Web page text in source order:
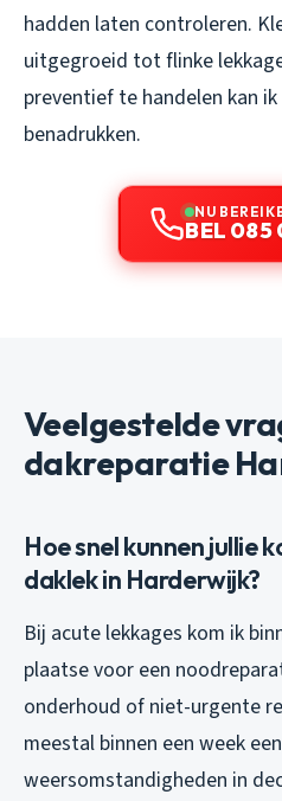
hadden laten controleren.
uitgegroeid tot flinke
preventief te handelen kan
benadrukken.
NU
BEL 085
Veelgestelde
dakreparatie
Hoe snel kunnen jullie
daklek in Harderwijk?
Bij acute lekkages kom ik
plaatse voor een
onderhoud of niet-urgente
meestal binnen een week
weersomstandigheden in